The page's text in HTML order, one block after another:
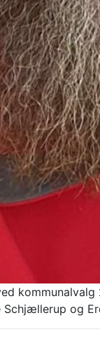
kommunalvalg
Schjællerup og